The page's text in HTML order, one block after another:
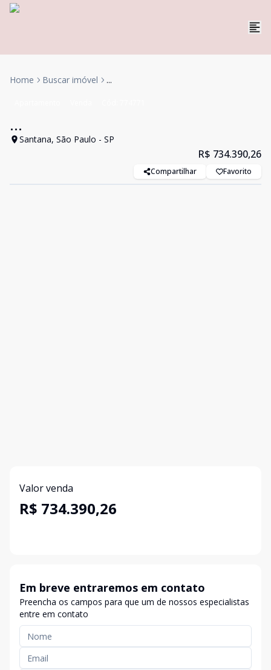
Home Buscar imóvel ...
...
Santana, São Paulo - SP
R$ 734.390,26
Compartilhar Favorito
Valor venda
R$ 734.390,26
Em breve entraremos em contato
Preencha os campos para que um de nossos especialistas
entre em contato